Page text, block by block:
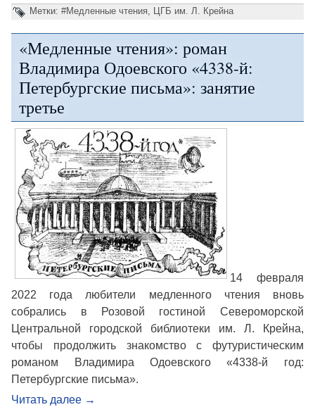
Метки: #Медленные чтения, ЦГБ им. Л. Крейна
«Медленные чтения»: роман
Владимира Одоевского «4338-й:
Петербургские письма»: занятие
третье
14 февраля
2022 года любители медленного чтения вновь
собрались в Розовой гостиной Североморской
Центральной городской библиотеки им. Л. Крейна,
чтобы продолжить знакомство с футуристическим
романом Владимира Одоевского «4338-й год:
Петербургские письма».
Читать далее →